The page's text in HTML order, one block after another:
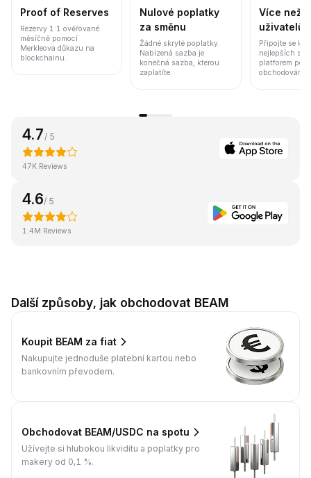
Proof of Reserves
Rezervy 1:1 ověřované
měsíčně pomocí
Merkleova důkazu na
blockchainu.
Nulové poplatky
za směnu
Žádné skryté poplatky.
Nabízená sazba je
konečná sazba, kterou
zaplatíte.
Více než
uživatelů
Připojte se k
nejlepších
platforem
obchodování
4.7 / 5
47K Reviews
4.6/ 5
1.4M Reviews
Další způsoby, jak obchodovat BEAM
Koupit BEAM za fiat
Nakupujte jednoduše platební kartou nebo
bankovním převodem.
Obchodovat BEAM/USDC na spotu
Užívejte si hlubokou likviditu a poplatky pro
makery od 0,1 %.